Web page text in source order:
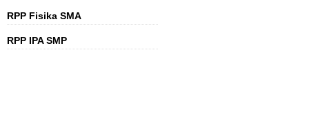
RPP Fisika SMA
RPP IPA SMP